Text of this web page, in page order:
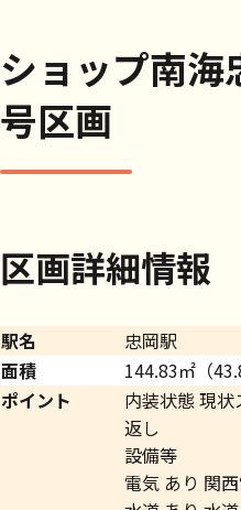
ショップ南
号区画
区画詳細情報
駅名
忠岡駅
面積
144.83㎡（
ポイント
内装状態 現
返し
設備等
電気 あり 関